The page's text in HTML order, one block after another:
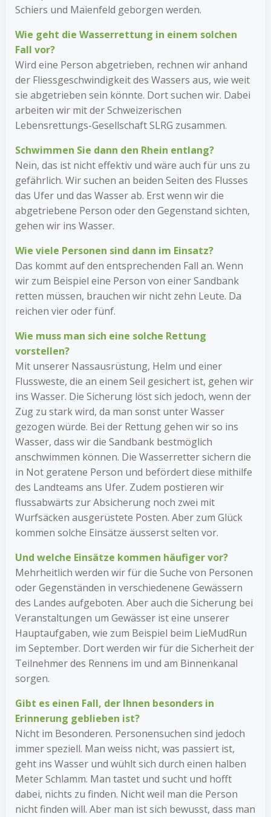
Schiers und Maienfeld geborgen werden.
Wie geht die Wasserrettung in einem solchen
Fall vor?
Wird eine Person abgetrieben, rechnen wir anhand
der Fliessgeschwindigkeit des Wassers aus, wie weit
sie abgetrieben sein könnte. Dort suchen wir. Dabei
arbeiten wir mit der Schweizerischen
Lebensrettungs-Gesellschaft SLRG zusammen.
Schwimmen Sie dann den Rhein entlang?
Nein, das ist nicht effektiv und wäre auch für uns zu
gefährlich. Wir suchen an beiden Seiten des Flusses
das Ufer und das Wasser ab. Erst wenn wir die
abgetriebene Person oder den Gegenstand sichten,
gehen wir ins Wasser.
Wie viele Personen sind dann im Einsatz?
Das kommt auf den entsprechenden Fall an. Wenn
wir zum Beispiel eine Person von einer Sandbank
retten müssen, brauchen wir nicht zehn Leute. Da
reichen vier oder fünf.
Wie muss man sich eine solche Rettung
vorstellen?
Mit unserer Nassausrüstung, Helm und einer
Flussweste, die an einem Seil gesichert ist, gehen wir
ins Wasser. Die Sicherung löst sich jedoch, wenn der
Zug zu stark wird, da man sonst unter Wasser
gezogen würde. Bei der Rettung gehen wir so ins
Wasser, dass wir die Sandbank bestmöglich
anschwimmen können. Die Wasserretter sichern die
in Not ge­ratene Person und befördert diese mithilfe
des Landteams ans Ufer. Zudem postieren wir
flussabwärts zur Absicherung noch zwei mit
Wurfsäcken ausgerüstete Posten. Aber zum Glück
kommen solche Einsätze äusserst selten vor.
Und welche Einsätze kommen häufiger vor?
Mehrheitlich werden wir für die Suche von Personen
oder Gegenständen in verschiedenene Gewässern
des Landes aufgeboten. Aber auch die Sicherung bei
Veranstaltungen um Gewässer ist eine unserer
Hauptaufgaben, wie zum Beispiel beim LieMudRun
im September. Dort werden wir für die Sicherheit der
Teilnehmer des Rennens im und am Binnenkanal
sorgen.
Gibt es einen Fall, der Ihnen besonders in
Erinnerung geblieben ist?
Nicht im Besonderen. Personensuchen sind jedoch
immer speziell. Man weiss nicht, was passiert ist,
geht ins Wasser und wühlt sich durch einen halben
Meter Schlamm. Man tastet und sucht und hofft
dabei, nichts zu finden. Nicht weil man die Person
nicht finden will. Aber man ist sich bewusst, dass man